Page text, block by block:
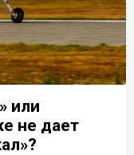
или
не дает